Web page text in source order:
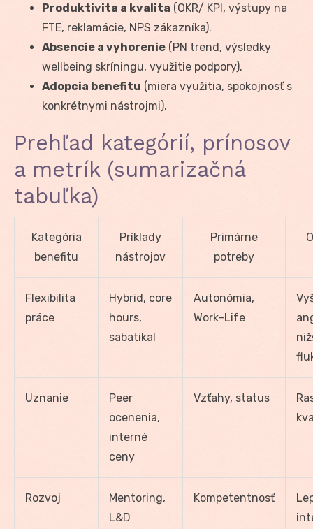
Produktivita a kvalita (OKR/ KPI, výstupy na
FTE, reklamácie, NPS zákazníka).
Absencie a vyhorenie (PN trend, výsledky
wellbeing skríningu, využitie podpory).
Adopcia benefitu (miera využitia, spokojnosť s
konkrétnymi nástrojmi).
Prehľad kategórií, prínosov
a metrík (sumarizačná
tabuľka)
Kategória
benefitu
Príklady
nástrojov
Primárne
potreby
Flexibilita
práce
Hybrid, core
hours,
sabatikal
Autonómia,
Work–Life
Uznanie
Peer
ocenenia,
interné
ceny
Vzťahy, status
Rozvoj
Mentoring,
L&D
Kompetentnosť